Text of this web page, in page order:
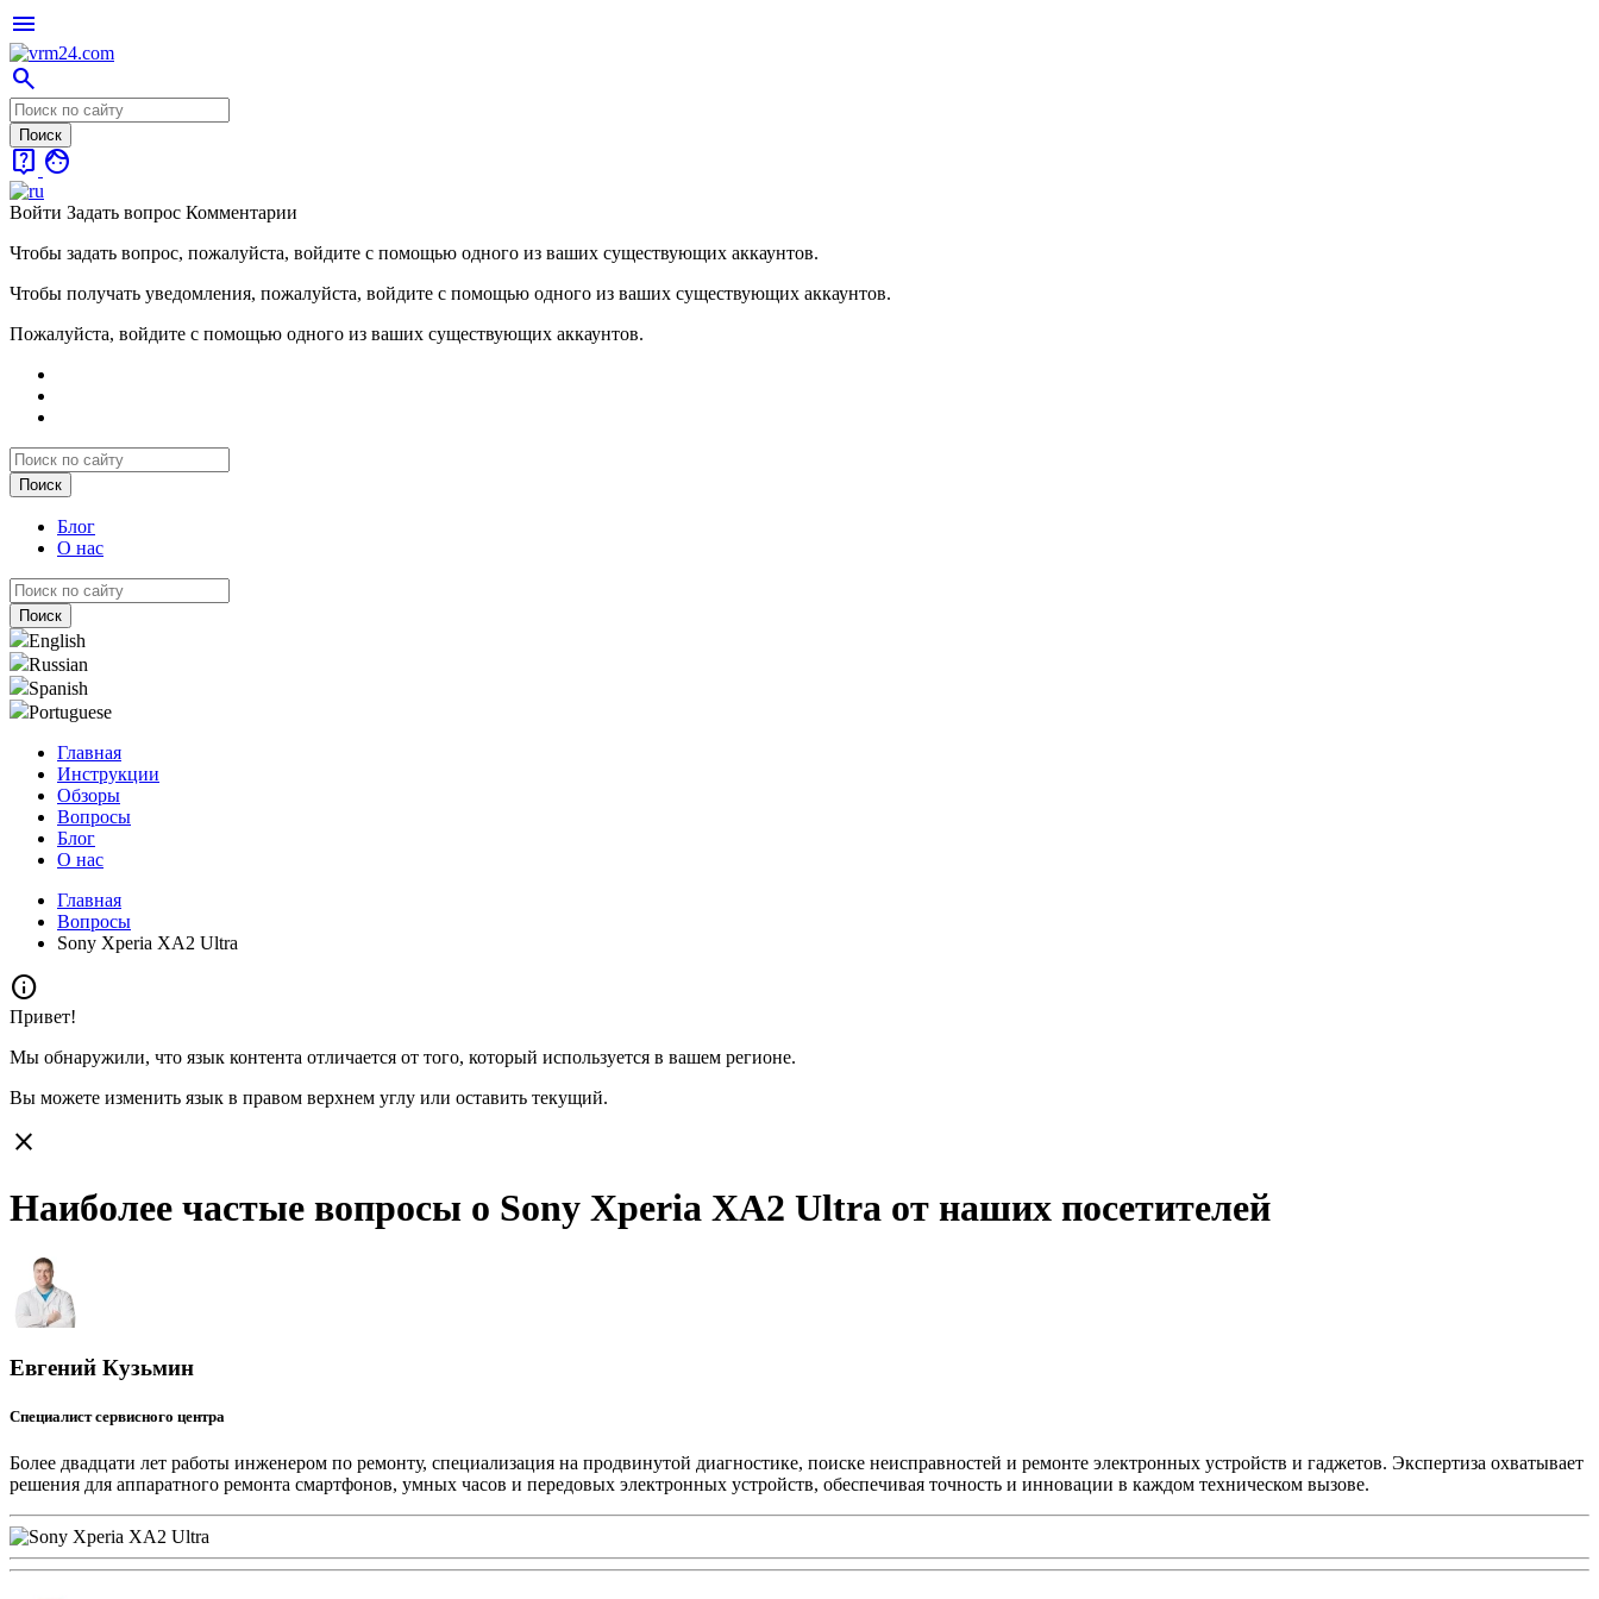
menu
search
live_help face
Войти Задать вопрос Комментарии
Чтобы задать вопрос, пожалуйста, войдите с помощью одного из ваших существующих аккаунтов.
Чтобы получать уведомления, пожалуйста, войдите с помощью одного из ваших существующих аккаунтов.
Пожалуйста, войдите с помощью одного из ваших существующих аккаунтов.
Блог
О нас
English
Russian
Spanish
Portuguese
Главная
Инструкции
Обзоры
Вопросы
Блог
О нас
Главная
Вопросы
Sony Xperia XA2 Ultra
info
Привет!
Мы обнаружили, что язык контента отличается от того, который используется в вашем регионе.
Вы можете изменить язык в правом верхнем углу или оставить текущий.
close
Наиболее частые вопросы о Sony Xperia XA2 Ultra от наших посетителей
Евгений Кузьмин
Специалист сервисного центра
Более двадцати лет работы инженером по ремонту, специализация на продвинутой диагностике, поиске неисправностей и ремонте электронных устройств и гаджетов. Экспертиза охватывает
решения для аппаратного ремонта смартфонов, умных часов и передовых электронных устройств, обеспечивая точность и инновации в каждом техническом вызове.